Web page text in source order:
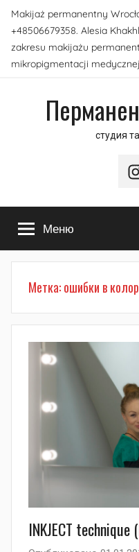
Перейти
содержимому
Makijaż permanentny
+48506679358. Alesia
zakresu makijażu
mikropigmentacji
студия
Меню
Метка:ошибки в
INKJECT